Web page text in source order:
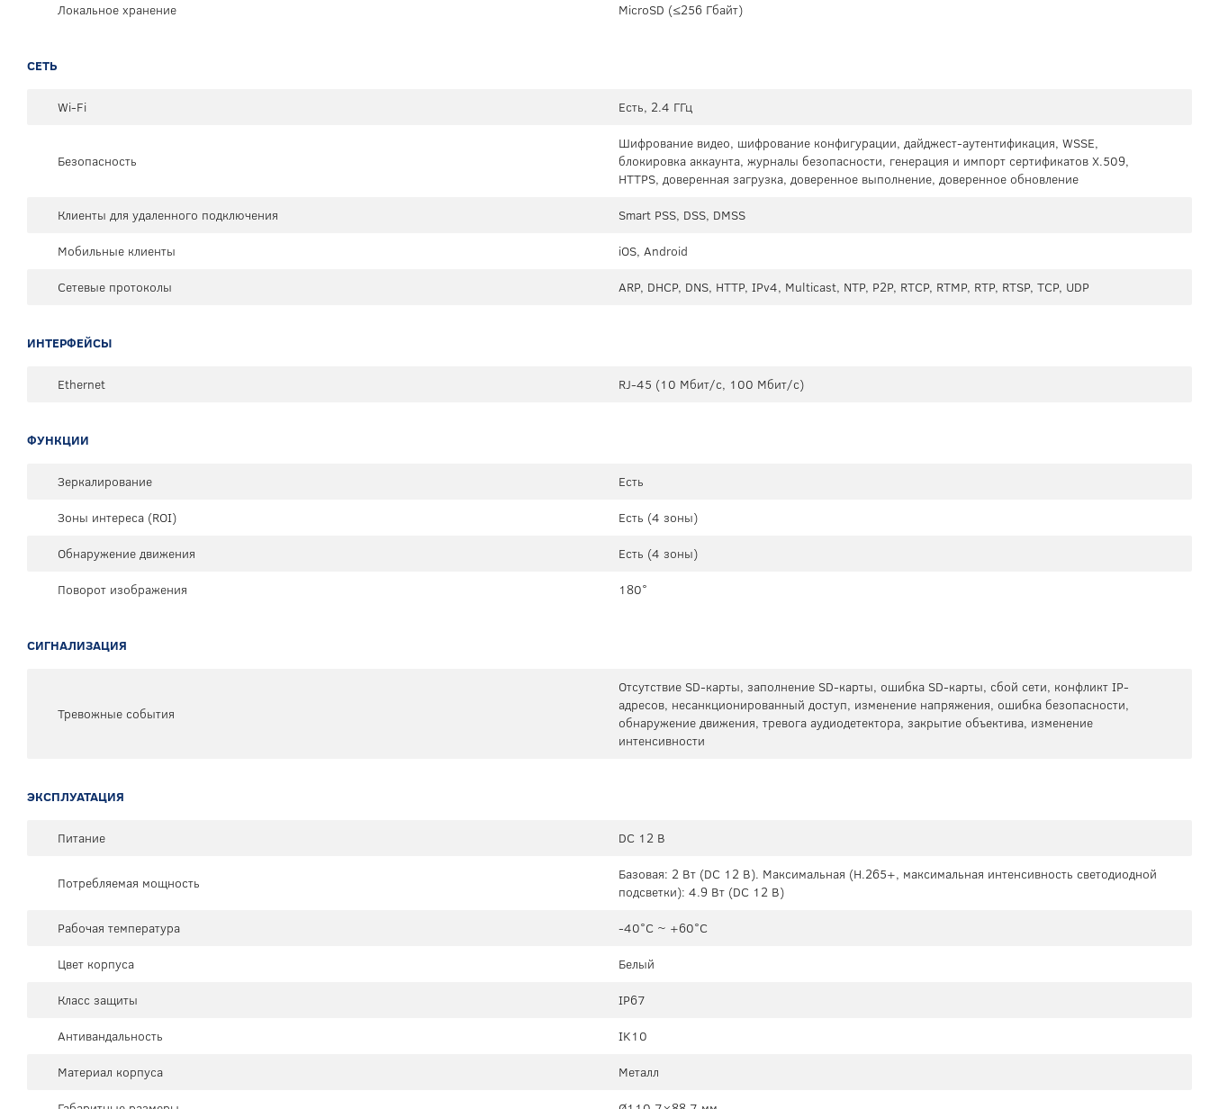
Локальное хранение
MicroSD (≤256 Гбайт)
СЕТЬ
Wi-Fi Есть, 2.4 ГГц
Безопасность
Шифрование видео, шифрование конфигурации, дайджест-аутентификация, WSSE,
блокировка аккаунта, журналы безопасности, генерация и импорт сертификатов X.509,
HTTPS, доверенная загрузка, доверенное выполнение, доверенное обновление
Клиенты для удаленного подключения
Smart PSS, DSS, DMSS
Мобильные клиенты
iOS, Android
Сетевые протоколы
ARP, DHCP, DNS, HTTP, IPv4, Multicast, NTP, P2P, RTCP, RTMP, RTP, RTSP, TCP, UDP
ИНТЕРФЕЙСЫ
Ethernet RJ-45 (10 Мбит/с, 100 Мбит/с)
ФУНКЦИИ
Зеркалирование
Есть
Зоны интереса (ROI)
Есть (4 зоны)
Обнаружение движения
Есть (4 зоны)
Поворот изображения
180°
СИГНАЛИЗАЦИЯ
Тревожные события
Отсутствие SD-карты, заполнение SD-карты, ошибка SD-карты, сбой сети, конфликт IP-
адресов, несанкционированный доступ, изменение напряжения, ошибка безопасности,
обнаружение движения, тревога аудиодетектора, закрытие объектива, изменение
интенсивности
ЭКСПЛУАТАЦИЯ
Питание DC 12 В
Потребляемая мощность
Базовая: 2 Вт (DC 12 В). Максимальная (H.265+, максимальная интенсивность светодиодной
подсветки): 4.9 Вт (DC 12 В)
Рабочая температура
-40°C ~ +60°C
Цвет корпуса
Белый
Класс защиты
IP67
Антивандальность
IK10
Материал корпуса
Металл